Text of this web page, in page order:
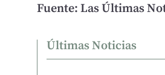
Fuente: Las Últimas
Últimas Noticias